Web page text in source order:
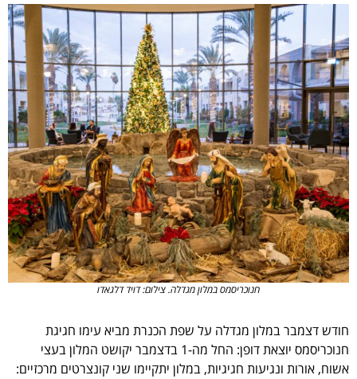
חנוכריסמס במלון מגדלה. צילום: דויד דלגאדו
חודש דצמבר במלון מגדלה על שפת הכנרת מביא עימו חגיגת
חנוכריסמס יוצאת דופן: החל מה-1 בדצמבר יקושט המלון בעצי
אשוח, אורות ונגיעות חגיגיות, במלון יתקיימו שני קונצרטים מרכזיים: